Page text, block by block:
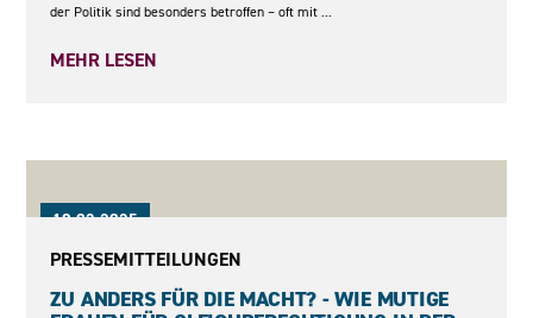
der Politik sind besonders betroffen – oft mit ...
MEHR LESEN
18.02.2025
PRESSEMITTEILUNGEN
ZU ANDERS FÜR DIE MACHT? - WIE MUTIGE